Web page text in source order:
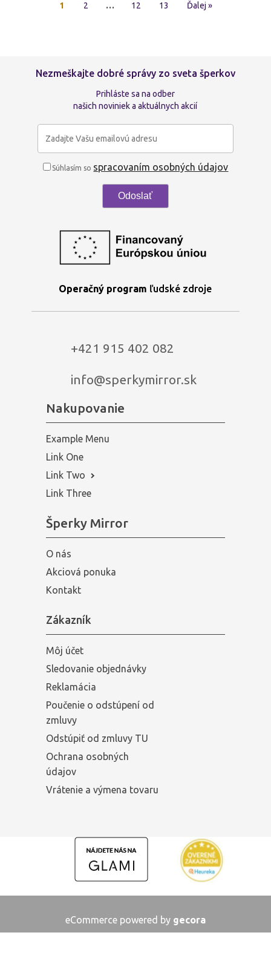
1 2 … 12 13 Ďalej »
Nezmeškajte dobré správy zo sveta šperkov
Prihláste sa na odber
našich noviniek a aktuálnych akcií
Súhlasím so spracovaním osobných údajov
Operačný program ľudské zdroje
+421 915 402 082
info@sperkymirror.sk
Nakupovanie
Example Menu
Link One
Link Two
Link Three
Šperky Mirror
O nás
Akciová ponuka
Kontakt
Zákazník
Môj účet
Sledovanie objednávky
Reklamácia
Poučenie o odstúpení od
zmluvy
Odstúpiť od zmluvy TU
Ochrana osobných
údajov
Vrátenie a výmena tovaru
eCommerce powered by gecora